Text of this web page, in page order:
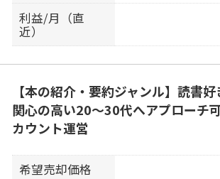
利益/月（直
近）
【本の紹介・要約ジャンル】読書
関心の高い20〜30代へアプローチ
カウント運営
希望売却価格